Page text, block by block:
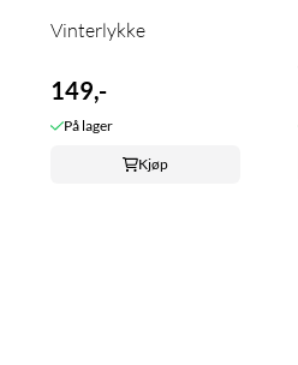
Vinterlykke
149,-
På lager
Kjøp